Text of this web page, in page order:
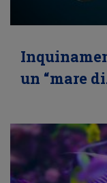
un “mare